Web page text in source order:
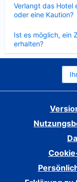
Verlangt das Hotel
oder eine Kaution?
Ist es möglich, ein
erhalten?